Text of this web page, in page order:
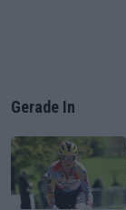
Gerade In